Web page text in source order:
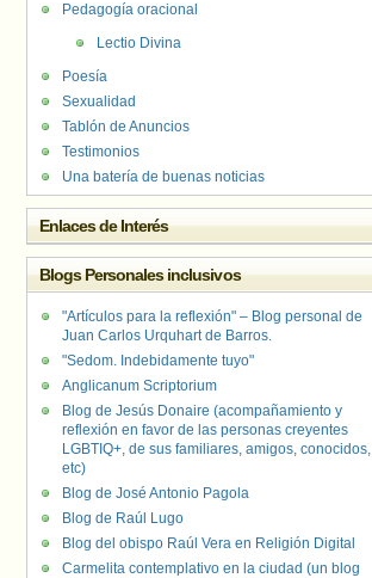
Pedagogía oracional
Lectio Divina
Poesía
Sexualidad
Tablón de Anuncios
Testimonios
Una batería de buenas noticias
Enlaces de Interés
Blogs Personales inclusivos
"Artículos para la reflexión" – Blog personal de
Juan Carlos Urquhart de Barros.
"Sedom. Indebidamente tuyo"
Anglicanum Scriptorium
Blog de Jesús Donaire (acompañamiento y
reflexión en favor de las personas creyentes
LGBTIQ+, de sus familiares, amigos, conocidos,
etc)
Blog de José Antonio Pagola
Blog de Raúl Lugo
Blog del obispo Raúl Vera en Religión Digital
Carmelita contemplativo en la ciudad (un blog